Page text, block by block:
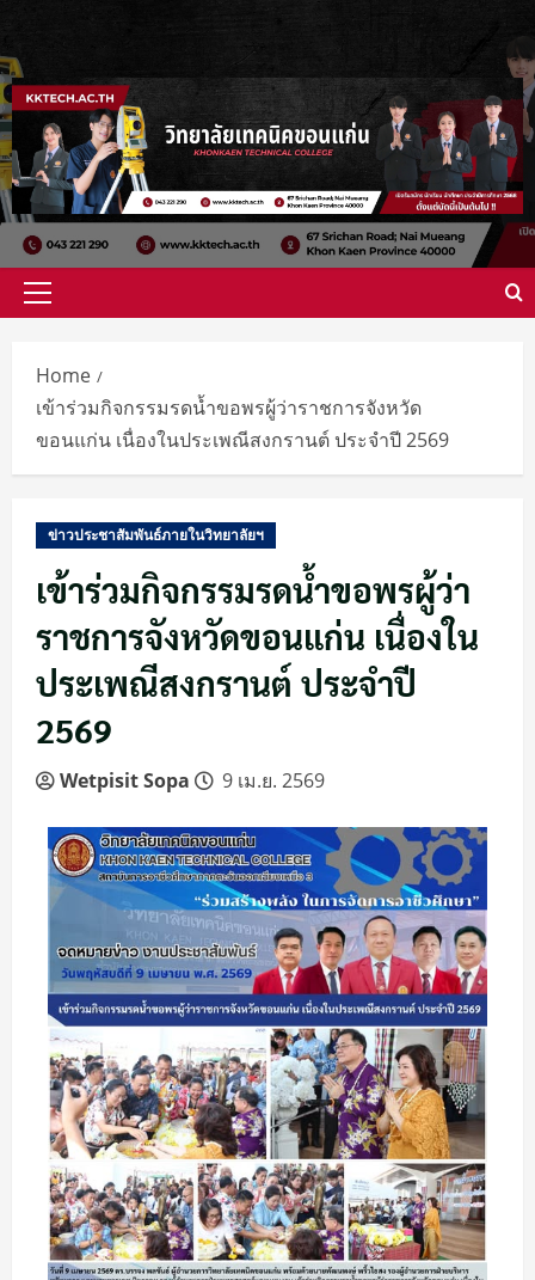
Home
เข้าร่วมกิจกรรมรดน้ำขอพรผู้ว่าราชการจังหวัด
ขอนแก่น เนื่องในประเพณีสงกรานต์ ประจำปี 2569
ข่าวประชาสัมพันธ์ภายในวิทยาลัยฯ
เข้าร่วมกิจกรรมรดน้ำขอพรผู้ว่า
ราชการจังหวัดขอนแก่น เนื่องใน
ประเพณีสงกรานต์ ประจำปี
2569
Wetpisit Sopa 9 เม.ย. 2569